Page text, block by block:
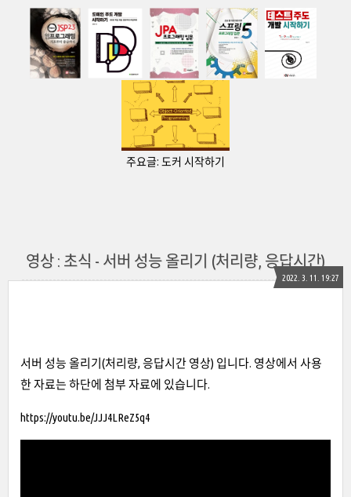
주요글: 도커 시작하기
영상 : 초식 - 서버 성능 올리기 (처리량, 응답시간)
2022. 3. 11. 19:27
서버 성능 올리기(처리량, 응답시간 영상) 입니다. 영상에서 사용
한 자료는 하단에 첨부 자료에 있습니다.
https://youtu.be/JJJ4LReZ5q4